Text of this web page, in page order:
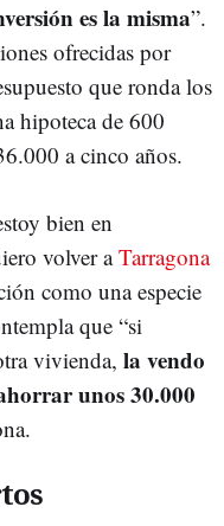
es la misma”.
ofrecidas por
que ronda los
hipoteca de 600
a cinco años.
bien en
volver aTarragona
como una especie
que “si
vivienda, la vendo
unos 30.000